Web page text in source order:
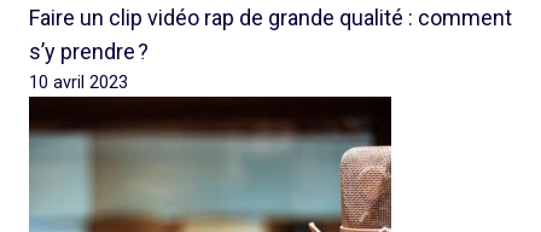
Faire un clip vidéo rap de grande qualité : comment
s’y prendre ?
10 avril 2023